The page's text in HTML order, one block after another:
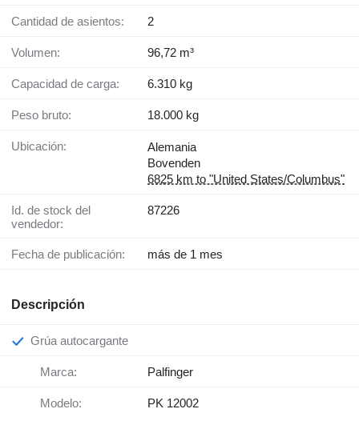
Cantidad de asientos: 2
Volumen: 96,72 m³
Capacidad de carga: 6.310 kg
Peso bruto: 18.000 kg
Ubicación:
Alemania
Bovenden
6825 km to "United States/Columbus"
Id. de stock del
vendedor:
87226
Fecha de publicación: más de 1 mes
Descripción
Grúa autocargante
Marca: Palfinger
Modelo: PK 12002